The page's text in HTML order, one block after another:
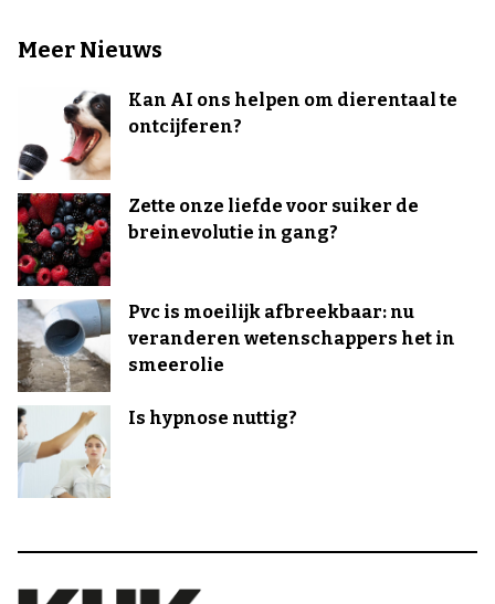
Meer Nieuws
Kan AI ons helpen om dierentaal te
ontcijferen?
Zette onze liefde voor suiker de
breinevolutie in gang?
Pvc is moeilijk afbreekbaar: nu
veranderen wetenschappers het in
smeerolie
Is hypnose nuttig?